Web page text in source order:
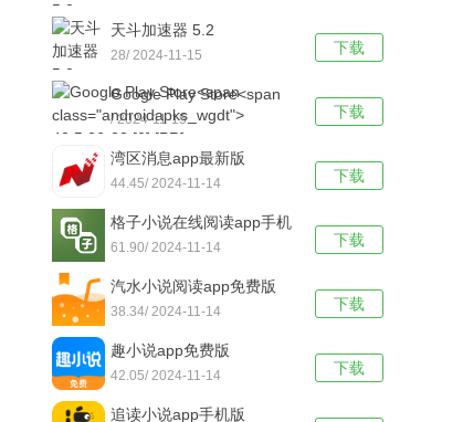
下载
天斗加速器 5.2
28/ 2024-11-15
下载
Google Play Store<span
class="androidapks_wgdt">
43.5.26-23 [0] [PR]
/ 2024-11-15
下载
湾区消息app最新版
44.45/ 2024-11-14
下载
格子小说在线阅读app手机
版
61.90/ 2024-11-14
下载
汽水小说阅读app免费版
38.34/ 2024-11-14
下载
趣小说app免费版
42.05/ 2024-11-14
追读小说app手机版